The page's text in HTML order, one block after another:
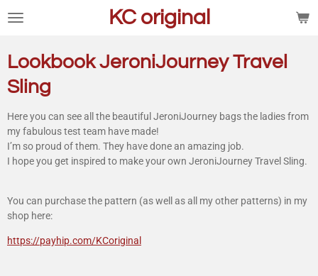
Ga
de
KC original
Lookbook JeroniJourney Travel
Sling
Here you can see all the beautiful JeroniJourney bags the ladies from
my fabulous test team have made!
I’m so proud of them. They have done an amazing job.
I hope you get inspired to make your own JeroniJourney Travel Sling.
You can purchase the pattern (as well as all my other patterns) in my
shop here:
https://payhip.com/KCoriginal